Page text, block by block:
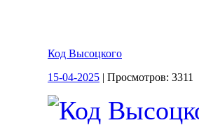
Код Высоцкого
15-04-2025 | Просмотров: 3311